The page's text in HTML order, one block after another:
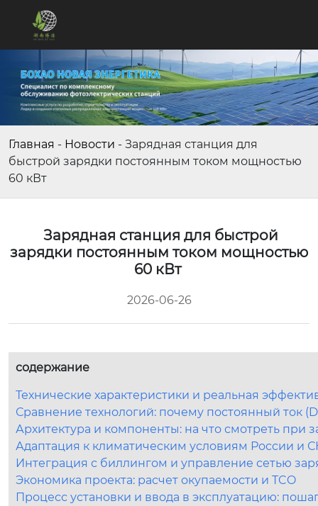
Главная - Новости - Зарядная станция для
быстрой зарядки постоянным током мощностью
60 кВт
Зарядная станция для быстрой
зарядки постоянным током мощностью
60 кВт
2026-06-26
содержание
Технические характеристики и реальная
Сравнение технологий: почему постоянный ток
Архитектура и компоненты: на что смотреть при
Адаптация к климатическим условиям России и
Интеграция с биллингом и управление сетью
Экономика проекта: расчет окупаемости и TCO
Процесс установки и ввода в эксплуатацию: